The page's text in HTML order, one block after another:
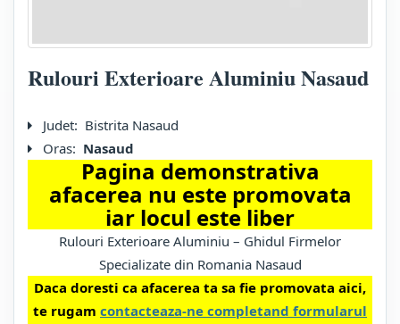
Rulouri Exterioare Aluminiu Nasaud
Judet: Bistrita Nasaud
Oras: Nasaud
Pagina demonstrativa
afacerea nu este promovata
iar locul este liber
Rulouri Exterioare Aluminiu – Ghidul Firmelor
Specializate din Romania Nasaud
Daca doresti ca afacerea ta sa fie promovata aici,
te rugam contacteaza-ne completand formularul